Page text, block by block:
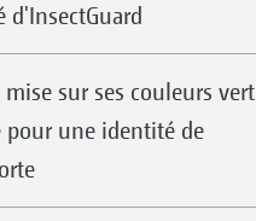
d'InsectGuard
sur ses couleurs vert
pour une identité de